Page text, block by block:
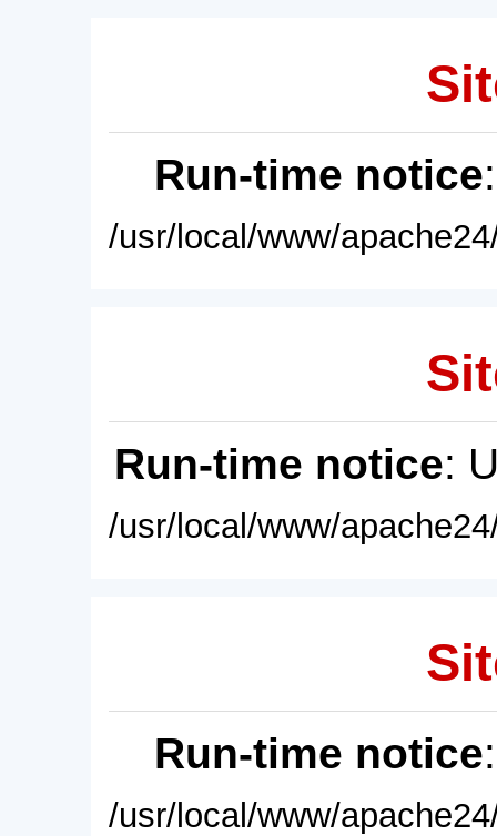
Run-time notice
/usr/local/www/
Run-time notice:
/usr/local/www/
Run-time notice
/usr/local/www/